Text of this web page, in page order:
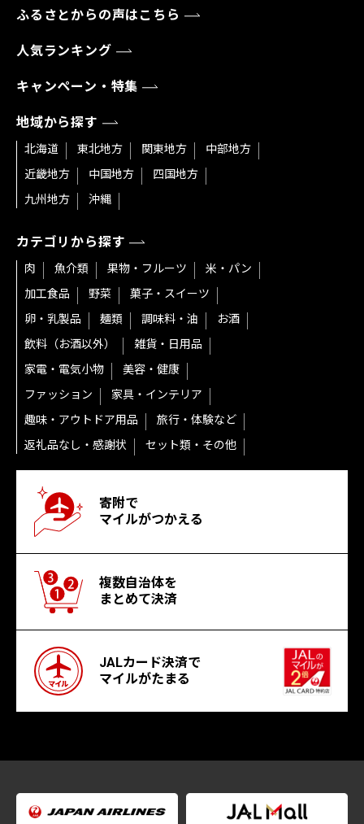
ふるさとからの声はこちら
人気ランキング
キャンペーン・特集
地域から探す
北海道 東北地方 関東地方
中部地方
近畿地方
中国地方
四国地方
九州地方
沖縄
カテゴリから探す
肉 魚介類 果物・フルーツ
米・パン
加工食品
野菜
菓子・スイーツ
卵・乳製品
麺類 調味料・油
お酒
飲料（お酒以外）
雑貨・日用品
家電・電気小物
美容・健康
ファッション
家具・インテリア
趣味・アウトドア用品
旅行・体験など
返礼品なし・感謝状
セット類・その他
寄附で
マイルがつかえる
複数自治体を
まとめて決済
JALカード決済で
マイルがたまる